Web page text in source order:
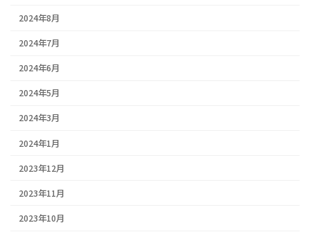
2024年8月
2024年7月
2024年6月
2024年5月
2024年3月
2024年1月
2023年12月
2023年11月
2023年10月